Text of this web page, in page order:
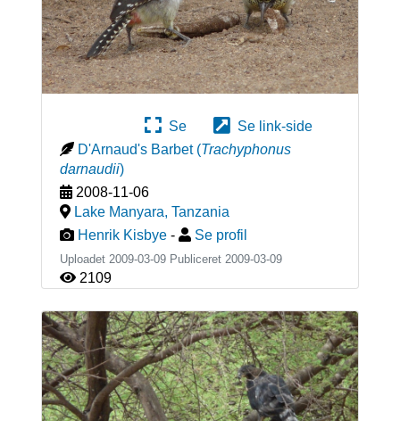
Se
Se link-side
D'Arnaud's Barbet (Trachyphonus
darnaudii)
2008-11-06
Lake Manyara, Tanzania
Henrik Kisbye - Se profil
Uploadet 2009-03-09 Publiceret 2009-03-09
2109